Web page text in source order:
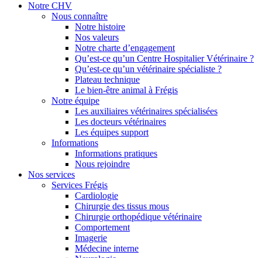
Notre CHV
Nous connaître
Notre histoire
Nos valeurs
Notre charte d’engagement
Qu’est-ce qu’un Centre Hospitalier Vétérinaire ?
Qu’est-ce qu’un vétérinaire spécialiste ?
Plateau technique
Le bien-être animal à Frégis
Notre équipe
Les auxiliaires vétérinaires spécialisées
Les docteurs vétérinaires
Les équipes support
Informations
Informations pratiques
Nous rejoindre
Nos services
Services Frégis
Cardiologie
Chirurgie des tissus mous
Chirurgie orthopédique vétérinaire
Comportement
Imagerie
Médecine interne